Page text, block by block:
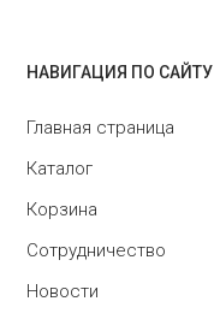
НАВИГАЦИЯ ПО САЙТУ
Главная страница
Каталог
Корзина
Сотрудничество
Новости